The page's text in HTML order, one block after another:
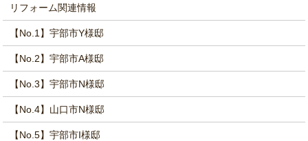
リフォーム関連情報
【No.1】宇部市Y様邸
【No.2】宇部市A様邸
【No.3】宇部市N様邸
【No.4】山口市N様邸
【No.5】宇部市I様邸